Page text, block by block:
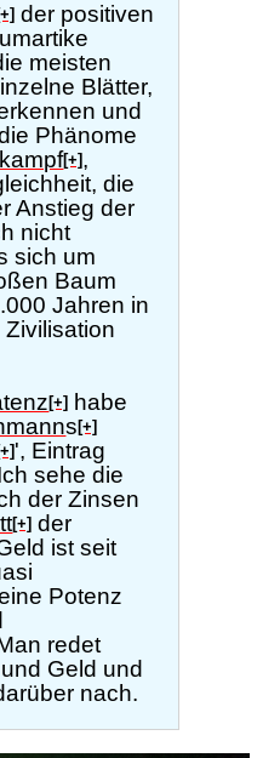
der positiven
meisten
Blätter,
und
Phänome
[+] ,
die
Anstieg der
nicht
sich um
Baum
Jahren in
[+]
habe
s[+]
', Eintrag
sehe die
der Zinsen
[+] der
ist seit
Potenz
redet
Geld und
nach.